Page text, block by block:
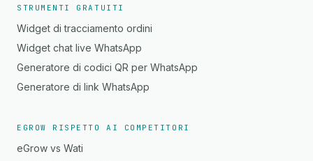
STRUMENTI GRATUITI
Widget di tracciamento ordini
Widget chat live WhatsApp
Generatore di codici QR per WhatsApp
Generatore di link WhatsApp
EGROW RISPETTO AI COMPETITORI
eGrow vs Wati